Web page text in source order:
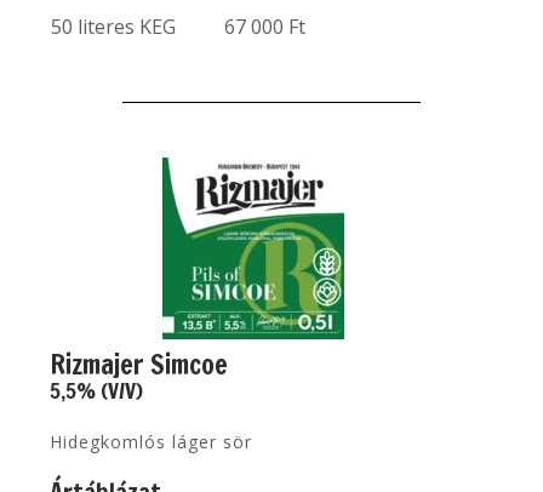
50 literes KEG
67 000 Ft
Rizmajer Simcoe
5,5% (V/V)
Hidegkomlós láger sör